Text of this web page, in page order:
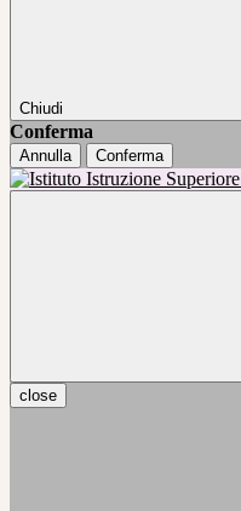
Chiudi
Conferma
Annulla Conferma
close